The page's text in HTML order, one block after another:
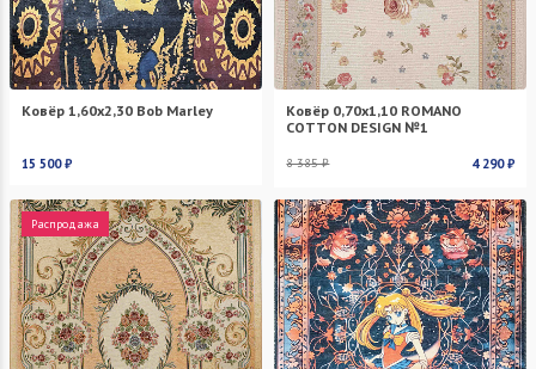
Ковёр 1,60х2,30 Bob Marley
15 500 ₽
Ковёр 0,70х1,10 ROMANO
COTTON DESIGN №1
8 385 ₽ 4 290 ₽
Распродажа